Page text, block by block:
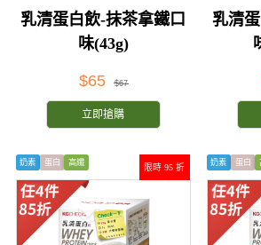
乳清蛋白飲-抹茶拿鐵口
味(43g)
$65 $67
立即搶購
乳清
限時 95 折
奶素 蛋白 高纖 奶素 蛋白